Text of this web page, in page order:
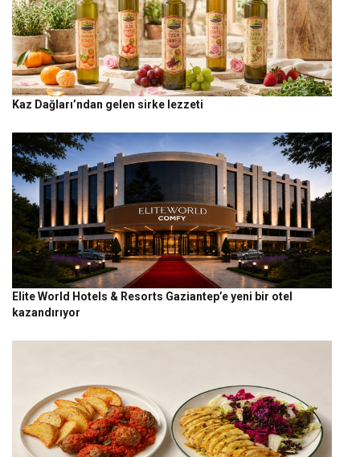
Kaz Dağları’ndan gelen sirke lezzeti
Elite World Hotels & Resorts Gaziantep’e yeni bir otel
kazandırıyor